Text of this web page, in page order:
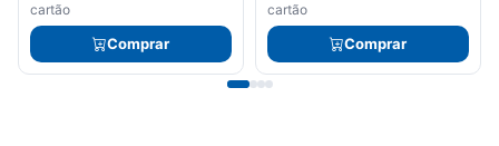
cartão
Comprar
cartão
Comprar